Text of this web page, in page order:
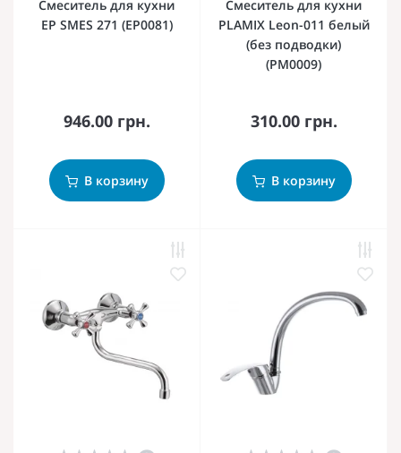
Смеситель для кухни
EP SMES 271 (EP0081)
946.00 грн.
В корзину
Смеситель для кухни
PLAMIX Leon-011 белый
(без подводки)
(PM0009)
310.00 грн.
В корзину